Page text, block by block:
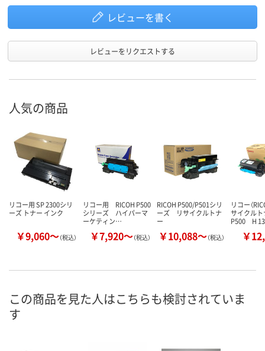
レビューを書く
レビューをリクエストする
人気の商品
リコー用 SP 2300シリ
ーズ トナー インク
￥9,060～（税込）
リコー用 RICOH P500
シリーズ ハイパーマ
ーケティン…
￥7,920～（税込）
RICOH P500/P501シリ
ーズ リサイクルトナ
ー
￥10,088～（税込）
リコー（
サイクル
P500 H
￥
この商品を見た人はこちらも検討されていま
す